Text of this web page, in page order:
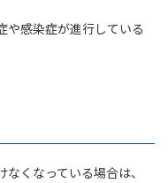
や感染症が進行している
くなっている場合は、